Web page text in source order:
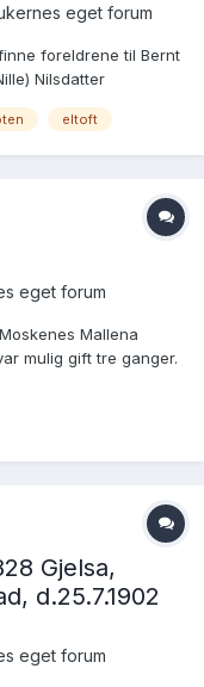
eget forum
foreldrene til Bernt
Nilsdatter
eltoft
eget forum
Mallena
mulig gift tre ganger.
fra Kruse, Sund
Gjelsa,
d.25.7.1902
eget forum